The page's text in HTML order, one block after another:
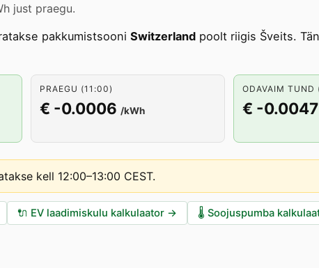
just praegu.
pakkumistsooni Switzerland poolt riigis Šveits.
PRAEGU (11:00)
€ -0.0006 /kWh
ODAVAIM TUND
€ -0.0047
kell 12:00–13:00 CEST.
🔌 EV laadimiskulu kalkulaator → 🌡️ Soojuspumba